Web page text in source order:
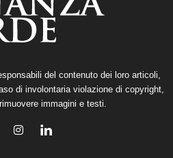
del contenuto dei loro articoli,
di involontaria violazione di copyright,
immagini e testi.